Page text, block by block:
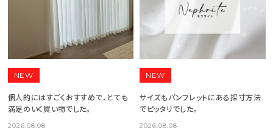
NEW
個人的にはすごくおすすめで、とても
満足のいく買い物でした。
2026.08.08
NEW
サイズもパンフレットにある採寸方法
でピッタリでした。
2026.08.08